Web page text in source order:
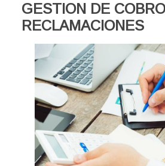
GESTION DE
RECLAMACIONES